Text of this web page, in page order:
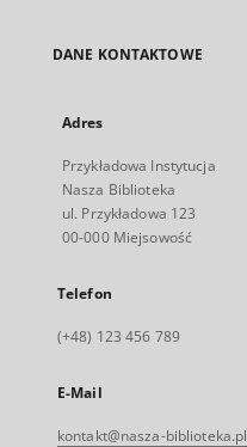
DANE KONTAKTOWE
Adres
Przykładowa Instytucja
Nasza Biblioteka
ul. Przykładowa 123
00-000 Miejsowość
Telefon
(+48) 123 456 789
E-Mail
kontakt@nasza-biblioteka.pl